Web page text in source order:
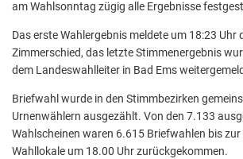
am Wahlsonntag zügig alle Ergebnisse
Das erste Wahlergebnis meldete um 18:23 Uhr
Zimmerschied, das letzte Stimmenergebnis
dem Landeswahlleiter in Bad Ems
Briefwahl wurde in den Stimmbezirken
Urnenwählern ausgezählt. Von den 7.133
Wahlscheinen waren 6.615 Briefwahlen bis zur
Wahllokale um 18.00 Uhr zurückgekommen.